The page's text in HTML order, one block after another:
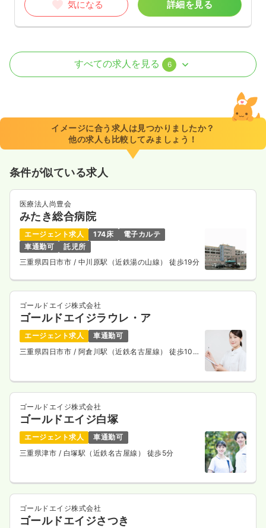
気になる 詳細を見る
外来 正・准看護師
8:30～17:00
第二新卒可
月給35万円以上可
気になる
日勤のみ（パート）
給与 時給1,448円
時間 8:30～17:00
透析正看護師 一般＋療養
日勤のみ（常勤）
給与 23.5〜37.9 万円
※一例
時間 6:30～14:30 （休憩60分）
オンコールあり
月給37万円以上可
詳細を見る
オペ室(手術室)正・准看護師
すべての求人を見る 6
イメージに合う求人は見つかりましたか？
他の求人も比較してみましょう！
条件が似ている求人
医療法人尚豊会
みたき総合病院
エージェント求人 174床
電子カルテ
車通勤可
託児所
三重県四日市市 / 中川原駅（近鉄湯の山線） 徒歩19分
ゴールドエイジ株式会社
ゴールドエイジラウレ・ア
エージェント求人
車通勤可
三重県四日市市 / 阿倉川駅（近鉄名古屋線） 徒歩10
ゴールドエイジ株式会社
ゴールドエイジ白塚
エージェント求人
車通勤可
三重県津市 / 白塚駅（近鉄名古屋線） 徒歩5分
ゴールドエイジ株式会社
ゴールドエイジさつき